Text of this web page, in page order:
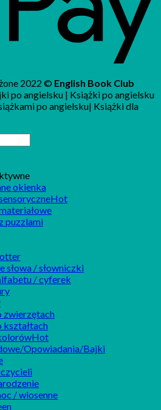
2022 © English Book Club
po angielsku | Książki po angielsku
po angielsku| Książki dla
okienka
puzzlami
słowa / słowniczki
/ cyferek
zwierzętach
kształtach
Opowiadania/Bajki
/ wiosenne